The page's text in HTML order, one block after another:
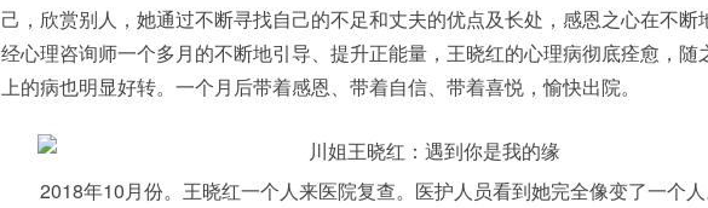
己，欣赏别人，她通过不断寻找自己的不足和丈夫的优点及长处，感恩之心在不断
经心理咨询师一个多月的不断地引导、提升正能量，王晓红的心理病彻底痊愈，随
上的病也明显好转。一个月后带着感恩、带着自信、带着喜悦，愉快出院。
2018年10月份。王晓红一个人来医院复查。医护人员看到她完全像变了一个